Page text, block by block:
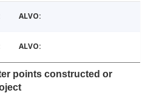
points constructed or